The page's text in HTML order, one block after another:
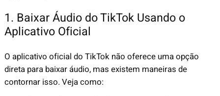
1. Baixar Áudio do TikTok Usando o
Aplicativo Oficial
O aplicativo oficial do TikTok não oferece uma opção
direta para baixar áudio, mas existem maneiras de
contornar isso. Veja como: